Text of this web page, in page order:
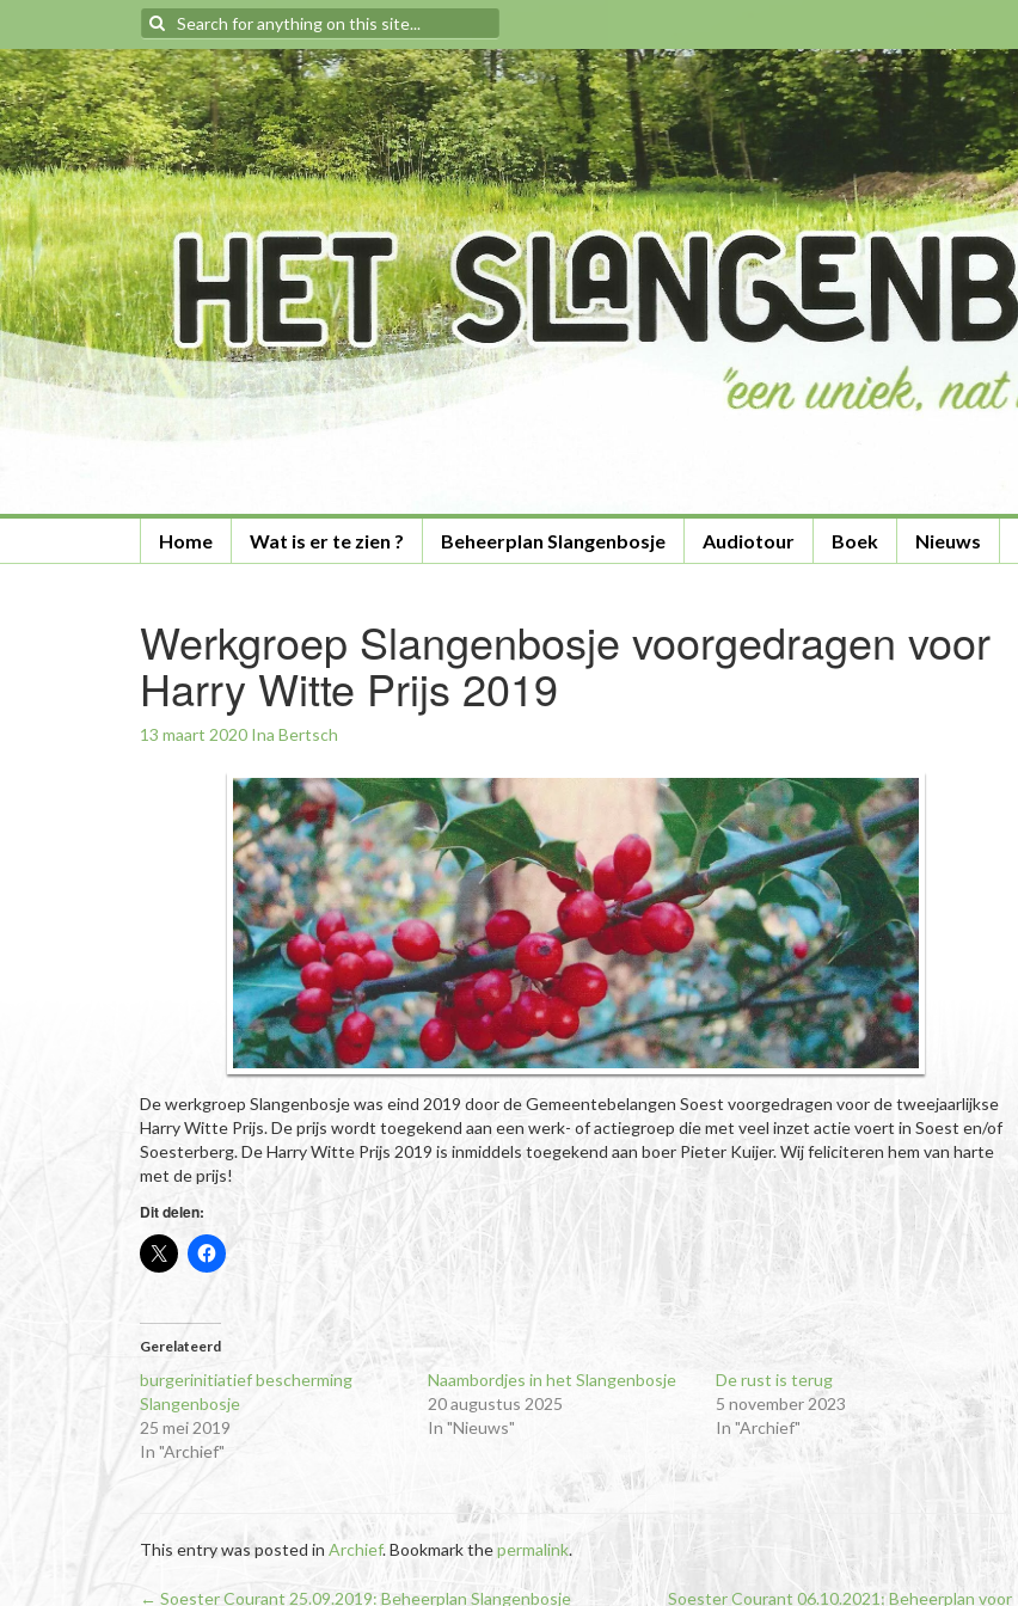
Search
for:
Home Wat is er te zien ? Beheerplan Slangenbosje Audiotour Boek Nieuws
Werkgroep Slangenbosje voorgedragen voor
Harry Witte Prijs 2019
13 maart 2020 Ina Bertsch
De werkgroep Slangenbosje was eind 2019 door de Gemeentebelangen Soest voorgedragen voor de tweejaarlijkse
Harry Witte Prijs. De prijs wordt toegekend aan een werk- of actiegroep die met veel inzet actie voert in Soest en/of
Soesterberg. De Harry Witte Prijs 2019 is inmiddels toegekend aan boer Pieter Kuijer. Wij feliciteren hem van harte
met de prijs!
Dit delen:
Gerelateerd
burgerinitiatief bescherming
Slangenbosje
25 mei 2019
In "Archief"
Naambordjes in het Slangenbosje
20 augustus 2025
In "Nieuws"
De rust is terug
5 november 2023
In "Archief"
This entry was posted in Archief. Bookmark thepermalink.
← Soester Courant 25.09.2019: Beheerplan Slangenbosje Soester Courant 06.10.2021: Beheerplan voor